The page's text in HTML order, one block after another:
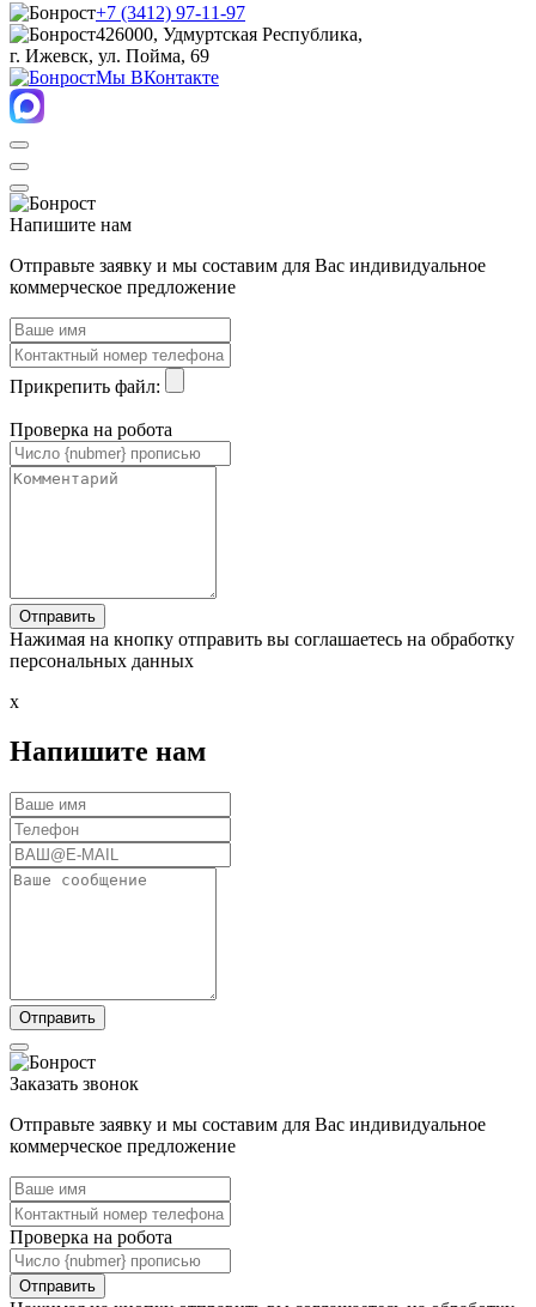
+7 (3412) 97-11-97
426000, Удмуртская Республика,
г. Ижевск, ул. Пойма, 69
Мы ВКонтакте
Напишите нам
Отправьте заявку и мы составим для Вас индивидуальное
коммерческое предложение
Прикрепить файл:
Проверка на робота
Нажимая на кнопку отправить вы соглашаетесь на обработку
персональных данных
x
Напишите нам
Заказать звонок
Отправьте заявку и мы составим для Вас индивидуальное
коммерческое предложение
Проверка на робота